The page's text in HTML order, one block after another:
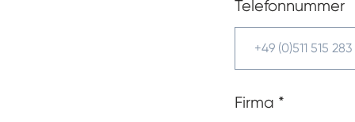
Telefonnummer
Firma *